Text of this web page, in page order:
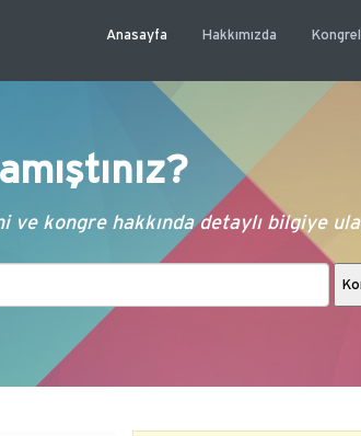
Anasayfa Hakkımızda
ve kongre hakkında detaylı bilgiye